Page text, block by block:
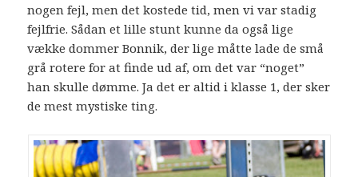
nogen fejl, men det kostede tid, men vi var stadig
fejlfrie. Sådan et lille stunt kunne da også lige
vække dommer Bonnik, der lige måtte lade de små
grå rotere for at finde ud af, om det var “noget”
han skulle dømme. Ja det er altid i klasse 1, der sker
de mest mystiske ting.